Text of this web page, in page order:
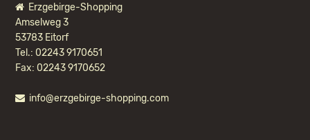
Erzgebirge-Shopping
Amselweg 3
53783 Eitorf
Tel.: 02243 9170651
Fax: 02243 9170652
info@erzgebirge-shopping.com